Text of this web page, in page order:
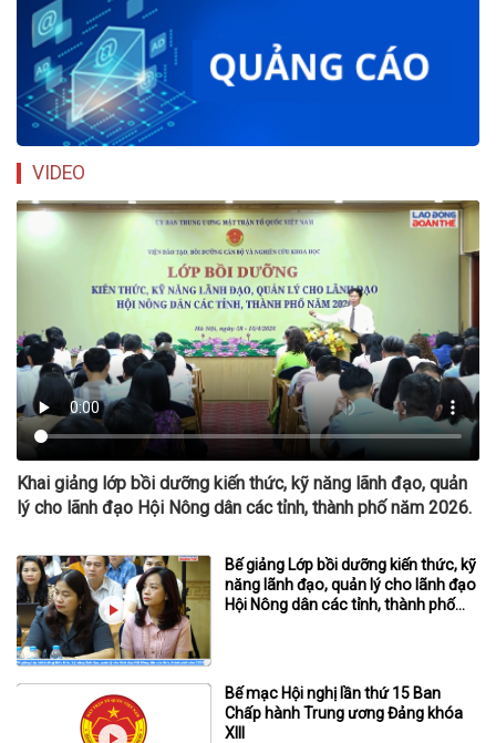
VIDEO
Khai giảng lớp bồi dưỡng kiến thức, kỹ năng lãnh đạo, quản
lý cho lãnh đạo Hội Nông dân các tỉnh, thành phố năm 2026.
Bế giảng Lớp bồi dưỡng kiến thức, kỹ
năng lãnh đạo, quản lý cho lãnh đạo
Hội Nông dân các tỉnh, thành phố
Bế mạc Hội nghị lần thứ 15 Ban
Chấp hành Trung ương Đảng khóa
XIII